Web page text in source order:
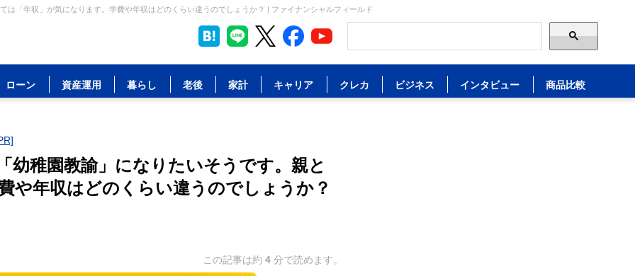
「年収」が気になります。学費や年収はどのくらい違うのでしょうか？ | ファイナンシャルフィールド
ローン 資産運用 暮らし 老後 家計 キャリア クレカ ビジネス インタビュー 商品比較
幼稚園教諭」になりたいそうです。親と
や年収はどのくらい違うのでしょうか？
この記事は約 4 分で読めます。